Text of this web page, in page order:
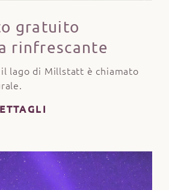
gratuito
rinfrescante
lago di Millstatt è chiamato